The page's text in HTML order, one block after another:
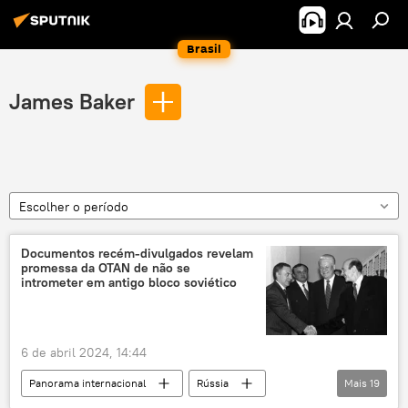
Brasil
James Baker
Escolher o período
Documentos recém-divulgados revelam
promessa da OTAN de não se
intrometer em antigo bloco soviético
6 de abril 2024, 14:44
Panorama internacional
Rússia
Mais 19